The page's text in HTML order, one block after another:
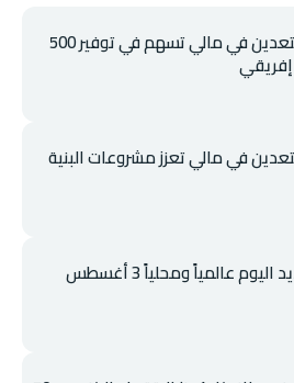
إصلاحات التعدين في مالي تسهم في توفير 500
إفريقي
في مالي تعزز مشروعات البنية
أسعار الحديد اليوم عالمياً ومحلياً 3 أغسطس